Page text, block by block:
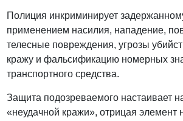
Полиция инкриминирует
применением насилия, нападение,
телесные повреждения, угрозы
кражу и фальсификацию номерных
транспортного средства.
Защита подозреваемого настаивает
«неудачной кражи», отрицая элемент